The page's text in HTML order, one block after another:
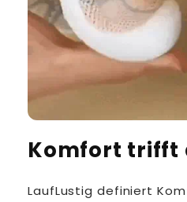
Komfort trifft
LaufLustig definiert